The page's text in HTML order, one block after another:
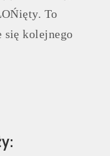
To
się kolejnego